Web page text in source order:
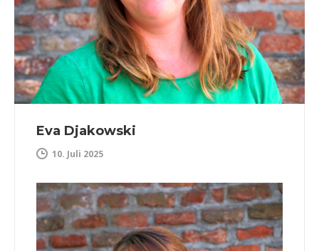
Eva Djakowski
10. Juli 2025